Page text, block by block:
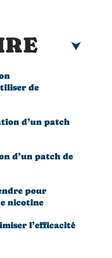
de
d’un patch
d’un patch de
pour
nicotine
l’efficacité